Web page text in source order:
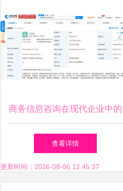
商务信息咨询在现代企业中的
关键作用
查看详情
更新时间：2026-08-06 12:45:37